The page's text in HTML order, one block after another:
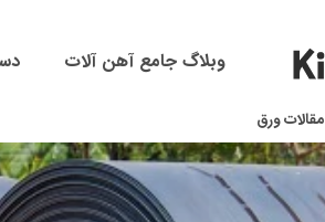
وبلاگ جامع آهن آلات
مقالات ورق